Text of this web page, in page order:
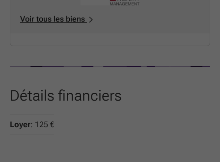
www.realtycare.be
Voir tous les biens
Détails financiers
Loyer: 125 €